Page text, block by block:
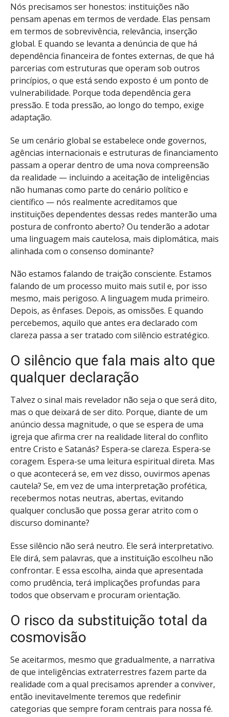
Nós precisamos ser honestos: instituições não
pensam apenas em termos de verdade. Elas pensam
em termos de sobrevivência, relevância, inserção
global. E quando se levanta a denúncia de que há
dependência financeira de fontes externas, de que há
parcerias com estruturas que operam sob outros
princípios, o que está sendo exposto é um ponto de
vulnerabilidade. Porque toda dependência gera
pressão. E toda pressão, ao longo do tempo, exige
adaptação.
Se um cenário global se estabelece onde governos,
agências internacionais e estruturas de financiamento
passam a operar dentro de uma nova compreensão
da realidade — incluindo a aceitação de inteligências
não humanas como parte do cenário político e
científico — nós realmente acreditamos que
instituições dependentes dessas redes manterão uma
postura de confronto aberto? Ou tenderão a adotar
uma linguagem mais cautelosa, mais diplomática, mais
alinhada com o consenso dominante?
Não estamos falando de traição consciente. Estamos
falando de um processo muito mais sutil e, por isso
mesmo, mais perigoso. A linguagem muda primeiro.
Depois, as ênfases. Depois, as omissões. E quando
percebemos, aquilo que antes era declarado com
clareza passa a ser tratado com silêncio estratégico.
O silêncio que fala mais alto que
qualquer declaração
Talvez o sinal mais revelador não seja o que será dito,
mas o que deixará de ser dito. Porque, diante de um
anúncio dessa magnitude, o que se espera de uma
igreja que afirma crer na realidade literal do conflito
entre Cristo e Satanás? Espera-se clareza. Espera-se
coragem. Espera-se uma leitura espiritual direta. Mas
o que acontecerá se, em vez disso, ouvirmos apenas
cautela? Se, em vez de uma interpretação profética,
recebermos notas neutras, abertas, evitando
qualquer conclusão que possa gerar atrito com o
discurso dominante?
Esse silêncio não será neutro. Ele será interpretativo.
Ele dirá, sem palavras, que a instituição escolheu não
confrontar. E essa escolha, ainda que apresentada
como prudência, terá implicações profundas para
todos que observam e procuram orientação.
O risco da substituição total da
cosmovisão
Se aceitarmos, mesmo que gradualmente, a narrativa
de que inteligências extraterrestres fazem parte da
realidade com a qual precisamos aprender a conviver,
então inevitavelmente teremos que redefinir
categorias que sempre foram centrais para nossa fé.